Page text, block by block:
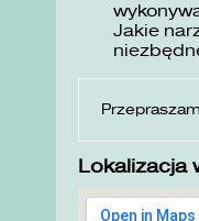
Jakie
Lokalizacja